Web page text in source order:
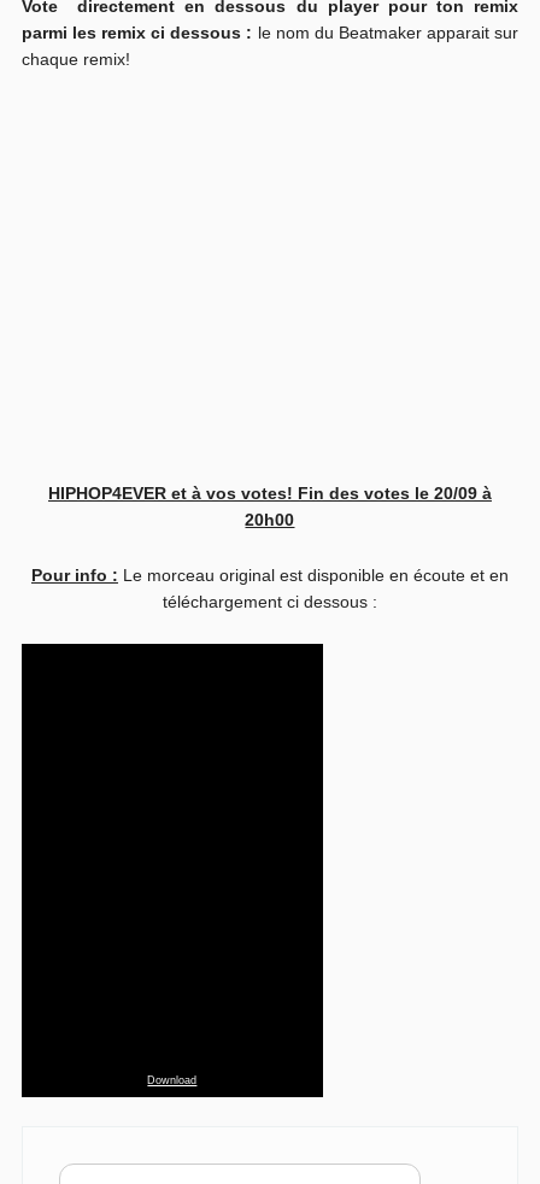
Vote directement en dessous du player pour ton remix
parmi les remix ci dessous : le nom du Beatmaker apparait sur
chaque remix!
HIPHOP4EVER et à vos votes! Fin des votes le 20/09 à
20h00
Pour info : Le morceau original est disponible en écoute et en
téléchargement ci dessous :
Download